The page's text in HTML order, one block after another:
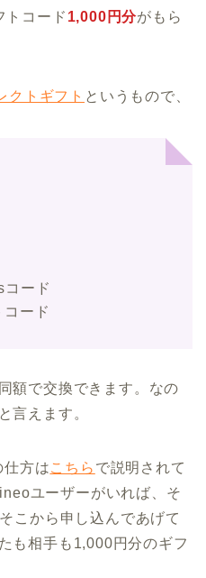
トコード 1,000円分がもら
クトギフト というもので、
ード
ード
額で交換できます。なの
言えます。
方はこちら で説明されて
ユーザーがいれば、そ
こから申し込んであげて
も相手も1,000円分のギフ